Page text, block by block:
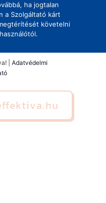
ha jogtalan
a Szolgáltató kárt
követelni
| Adatvédelmi